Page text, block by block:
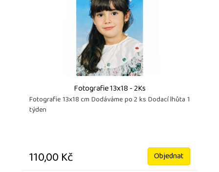
Fotografie 13x18 - 2Ks
Fotografie 13x18 cm Dodáváme po 2 ks Dodací lhůta 1
týden
110,00 Kč Objednat